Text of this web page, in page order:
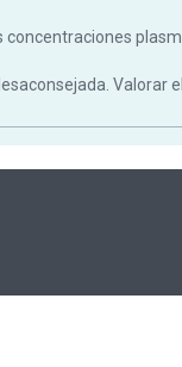
concentraciones
Valorar